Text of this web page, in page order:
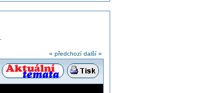
« předchozí další »